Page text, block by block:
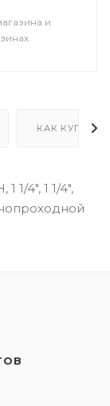
и
КАК КУПИТЬ
1/4", 1 1/4",